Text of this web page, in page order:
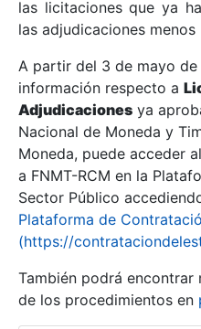
Mostrar/Ocultar
Mostrar/Ocultar
las licitaciones que ya
las adjudicaciones menos
A partir del 3 de mayo
información respecto a
Adjudicaciones ya
Nacional de Moneda y
Moneda, puede acceder
a FNMT-RCM en la
Sector Público
Plataforma de
(https://
También podrá
de los procedimientos en